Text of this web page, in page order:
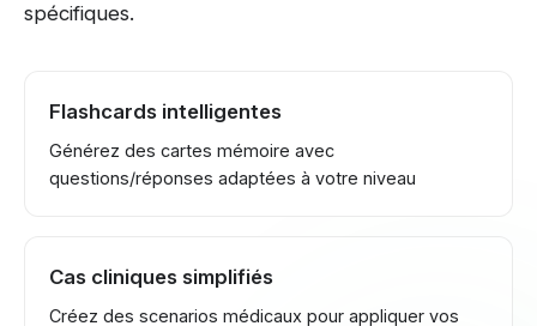
spécifiques.
Flashcards intelligentes
Générez des cartes mémoire avec
questions/réponses adaptées à votre niveau
Cas cliniques simplifiés
Créez des scenarios médicaux pour appliquer vos